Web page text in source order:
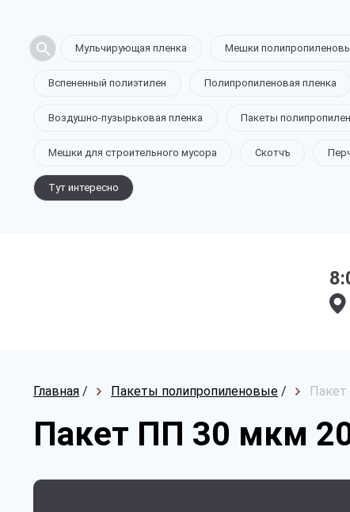
Мульчирующая пленка Мешки
Вспененный полиэтилен Полипропиленовая пленка
Воздушно-пузырьковая пленка Пакеты
Мешки для строительного мусора Скотчъ
Тут интересно
Главная / Пакеты полипропиленовые /
Пакет ПП 30 мкм